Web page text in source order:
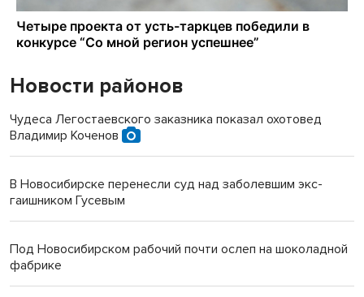
Новости районов
Чудеса Легостаевского заказника показал охотовед
Владимир Коченов
В Новосибирске перенесли суд над заболевшим экс-
гаишником Гусевым
Под Новосибирском рабочий почти ослеп на шоколадной
фабрике